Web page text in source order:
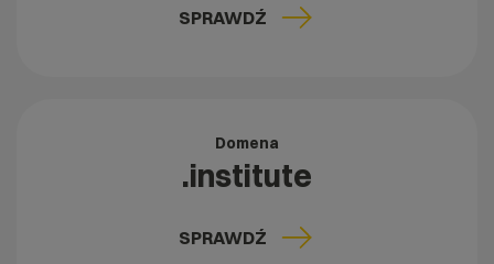
SPRAWDŹ
Domena
.institute
SPRAWDŹ